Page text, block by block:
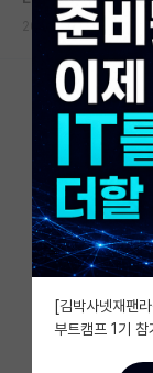
연구실&오픈랩
커뮤니티
커뮤니티 홈
전체글보기
베스트 게시판
IF 명예의전당
자유 게시판(
미국 유학 게
미국 대학원
2020.09.01
2
[김박사넷재팬
부트캠프 1기 참